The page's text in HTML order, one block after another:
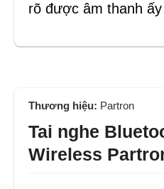
rõ được âm thanh ấy
Thương hiệu: Partron
Tai nghe
Wireless